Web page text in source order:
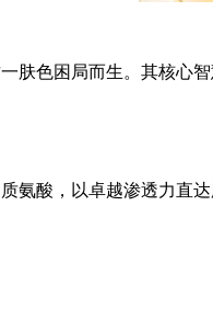
肤色困局而生。其核心
氨酸，以卓越渗透力直